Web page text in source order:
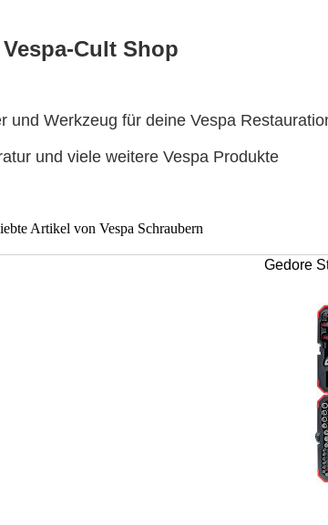
Vespa-Cult Shop
und Werkzeug für deine Vespa
und viele weitere Vespa Produkte
Artikel von Vespa Schraubern
Gedore